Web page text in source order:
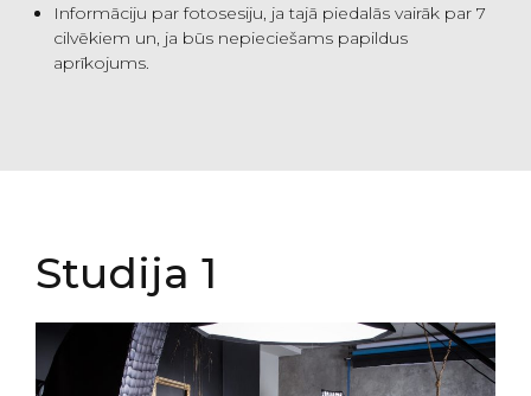
Informāciju par fotosesiju, ja tajā piedalās vairāk par 7
cilvēkiem un, ja būs nepieciešams papildus
aprīkojums.
Studija 1